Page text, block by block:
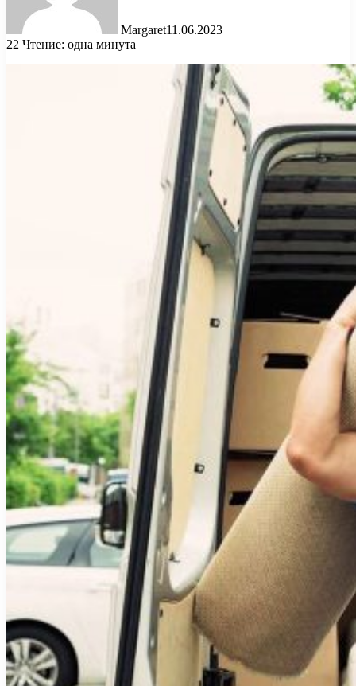
Margaret11.06.2023
22 Чтение: одна минута